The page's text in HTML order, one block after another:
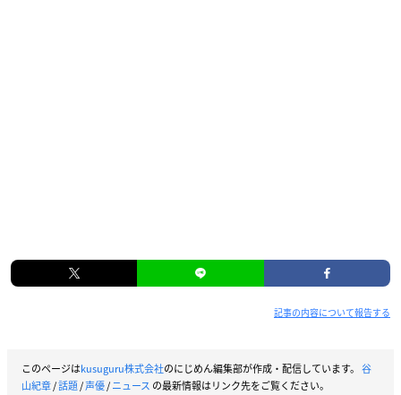
記事の内容について報告する
このページはkusuguru株式会社のにじめん編集部が作成・配信しています。 谷
山紀章/話題/声優/ニュース の最新情報はリンク先をご覧ください。